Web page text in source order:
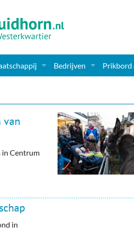
Bedrijven
Verzorging
Dieren & Tuin
Horeca & Uitgaan
Vervoer, Auto's &
Prikbord
van
in Centrum
in